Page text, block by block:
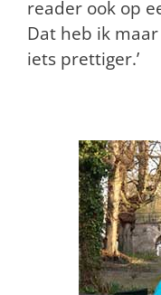
reader ook op
Dat heb ik
iets prettiger.’